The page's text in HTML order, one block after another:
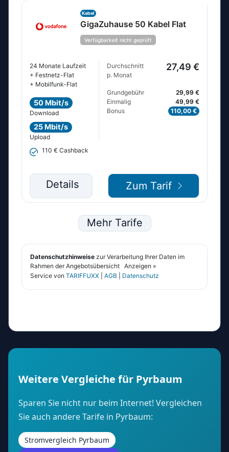
Weitere Vergleiche für Pyrbaum
Sparen Sie nicht nur beim Internet! Vergleichen
Sie auch andere Tarife in Pyrbaum:
Stromvergleich Pyrbaum